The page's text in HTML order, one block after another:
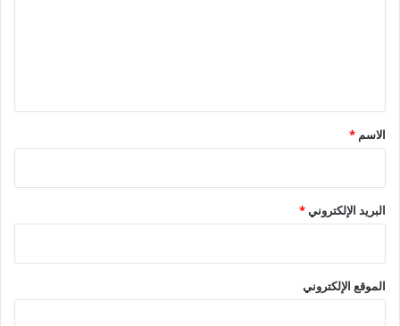
*
الاسم *
البريد الإلكتروني*
الموقع الإلكتروني